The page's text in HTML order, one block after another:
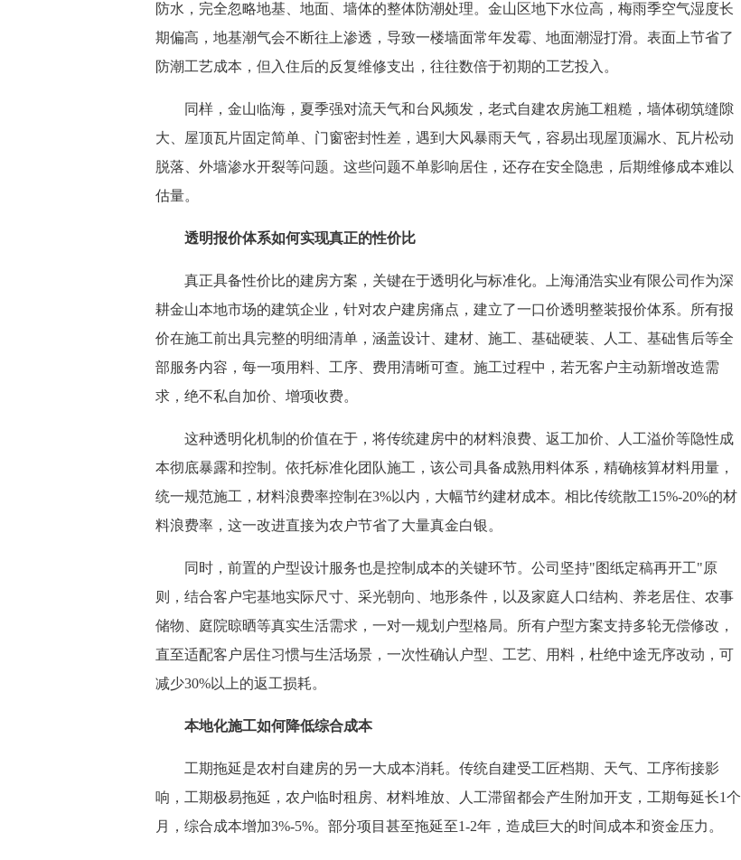
防水，完全忽略地基、地面、墙体的整体防潮处理。金山区地下水位高，梅雨季空气湿度长
期偏高，地基潮气会不断往上渗透，导致一楼墙面常年发霉、地面潮湿打滑。表面上节省了
防潮工艺成本，但入住后的反复维修支出，往往数倍于初期的工艺投入。
同样，金山临海，夏季强对流天气和台风频发，老式自建农房施工粗糙，墙体砌筑缝隙
大、屋顶瓦片固定简单、门窗密封性差，遇到大风暴雨天气，容易出现屋顶漏水、瓦片松动
脱落、外墙渗水开裂等问题。这些问题不单影响居住，还存在安全隐患，后期维修成本难以
估量。
透明报价体系如何实现真正的性价比
真正具备性价比的建房方案，关键在于透明化与标准化。上海涌浩实业有限公司作为深
耕金山本地市场的建筑企业，针对农户建房痛点，建立了一口价透明整装报价体系。所有报
价在施工前出具完整的明细清单，涵盖设计、建材、施工、基础硬装、人工、基础售后等全
部服务内容，每一项用料、工序、费用清晰可查。施工过程中，若无客户主动新增改造需
求，绝不私自加价、增项收费。
这种透明化机制的价值在于，将传统建房中的材料浪费、返工加价、人工溢价等隐性成
本彻底暴露和控制。依托标准化团队施工，该公司具备成熟用料体系，精确核算材料用量，
统一规范施工，材料浪费率控制在3%以内，大幅节约建材成本。相比传统散工15%-20%的材
料浪费率，这一改进直接为农户节省了大量真金白银。
同时，前置的户型设计服务也是控制成本的关键环节。公司坚持"图纸定稿再开工"原
则，结合客户宅基地实际尺寸、采光朝向、地形条件，以及家庭人口结构、养老居住、农事
储物、庭院晾晒等真实生活需求，一对一规划户型格局。所有户型方案支持多轮无偿修改，
直至适配客户居住习惯与生活场景，一次性确认户型、工艺、用料，杜绝中途无序改动，可
减少30%以上的返工损耗。
本地化施工如何降低综合成本
工期拖延是农村自建房的另一大成本消耗。传统自建受工匠档期、天气、工序衔接影
响，工期极易拖延，农户临时租房、材料堆放、人工滞留都会产生附加开支，工期每延长1个
月，综合成本增加3%-5%。部分项目甚至拖延至1-2年，造成巨大的时间成本和资金压力。